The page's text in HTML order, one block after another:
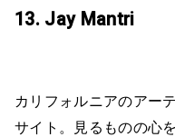
13. Jay Mantri
カリフォルニアのアー
サイト。見るものの心